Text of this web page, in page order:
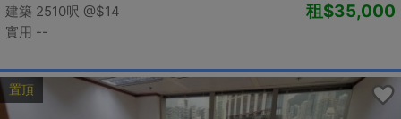
建築 2510呎 @$14
實用 --
租$35,000
置頂